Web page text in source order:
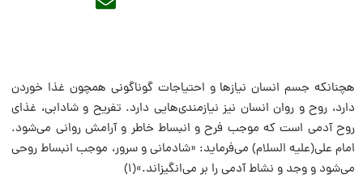
هچنانکه جسم انسان نیازها و احتیاجات گوناگونى همچون غذا خوردن
دارد، روح و روان انسان نیز نیازمندى‌هایى دارد. تفریح و شادابى، غذاى
روح آدمى است که موجب فرح و انبساط خاطر و آرامش روانى مى‌شود.
امام على(علیه السلام) مى‌فرماید: «شادمانى و سرور، موجب انبساط روحى
مى‌شود و وجد و نشاط آدمى را بر مى‌انگیزاند.»(۱)